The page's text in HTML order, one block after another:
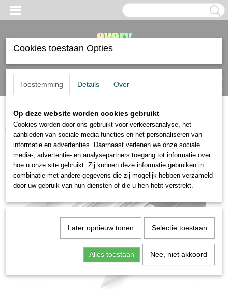
Inloggen Registreren
(0)
Home>penselen>modelleer penselen>AMI Colour shaper maat 6, 5
stuks UITVERKOCHT
Cookies toestaan Opties
Toestemming Details Over
Op deze website worden cookies gebruikt
Cookies worden door ons gebruikt voor verkeersanalyse, het
aanbieden van sociale media-functies en het personaliseren van
informatie en advertenties. Daarnaast verlenen we onze sociale
media-, advertentie- en analysepartners toegang tot informatie over
hoe u onze site gebruikt. Zij kunnen deze informatie gebruiken in
combinatie met andere gegevens die zij mogelijk hebben verzameld
door uw gebruik van hun diensten of die u hen hebt verstrekt.
Later opnieuw tonen Selectie toestaan
Alles toestaan Nee, niet akkoord